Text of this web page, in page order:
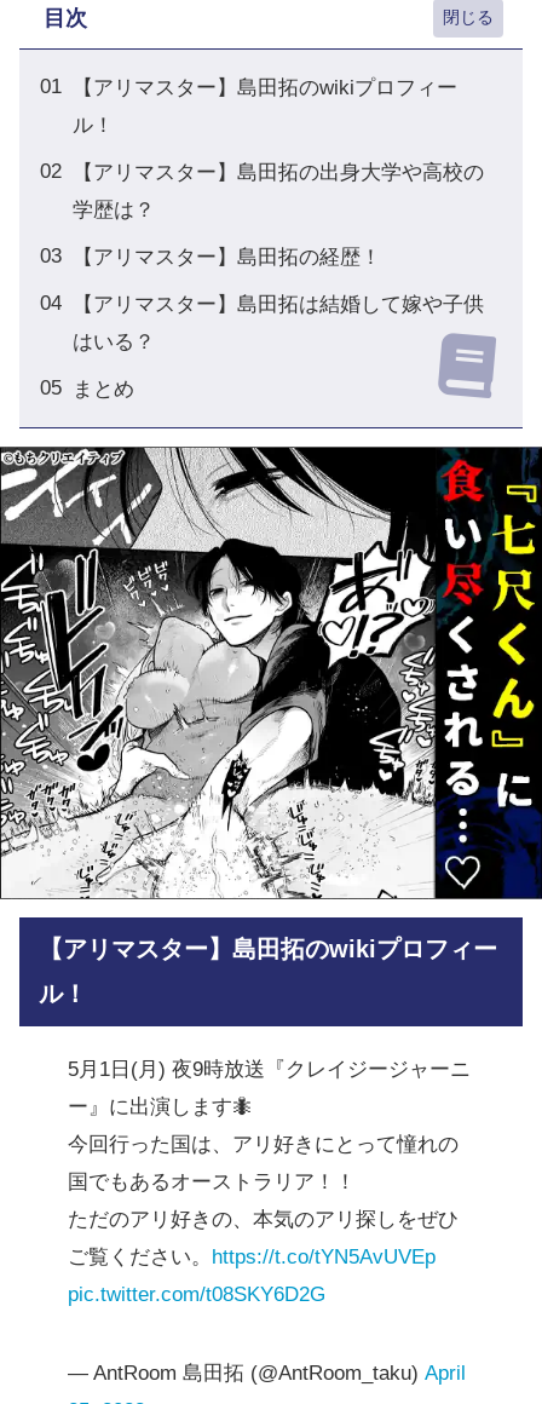
目次
【アリマスター】島田拓のwikiプロフィー
ル！
【アリマスター】島田拓の出身大学や高校の
学歴は？
【アリマスター】島田拓の経歴！
【アリマスター】島田拓は結婚して嫁や子供
はいる？
まとめ
【アリマスター】島田拓のwikiプロフィー
ル！
5月1日(月) 夜9時放送『クレイジージャーニ
ー』に出演します🐜
今回行った国は、アリ好きにとって憧れの
国でもあるオーストラリア！！
ただのアリ好きの、本気のアリ探しをぜひ
ご覧ください。 https://t.co/tYN5AvUVEp
pic.twitter.com/t08SKY6D2G
— AntRoom 島田拓 (@AntRoom_taku) April